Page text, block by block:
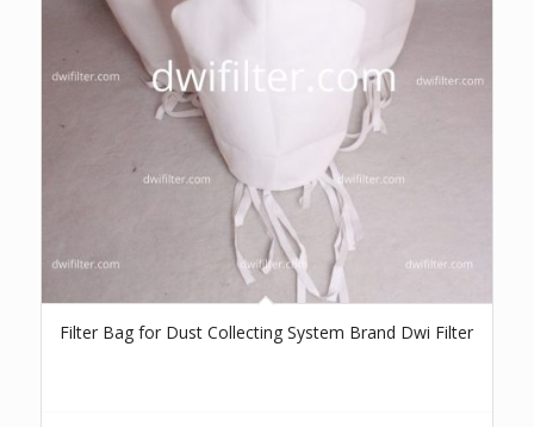
Filter Bag for Dust Collecting System Brand Dwi Filter